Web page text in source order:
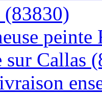
(83830)
sur Callas